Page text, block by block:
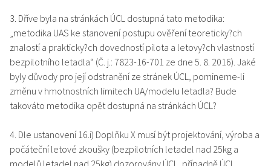
3. Dříve byla na stránkách ÚCL dostupná tato metodika:
„metodika UAS ke stanovení postupu ověření teoreticky?ch
znalostí a prakticky?ch dovedností pilota a letovy?ch vlastností
bezpilotního letadla“ (Č. j.: 7823-16-701 ze dne 5. 8. 2016). Jaké
byly důvody pro její odstranění ze stránek ÚCL, pomineme-li
změnu v hmotnostních limitech UA/modelu letadla? Bude
takováto metodika opět dostupná na stránkách ÚCL?
4. Dle ustanovení 16.i) Doplňku X musí být projektování, výroba a
počáteční letové zkoušky (bezpilotních letadel nad 25kg a